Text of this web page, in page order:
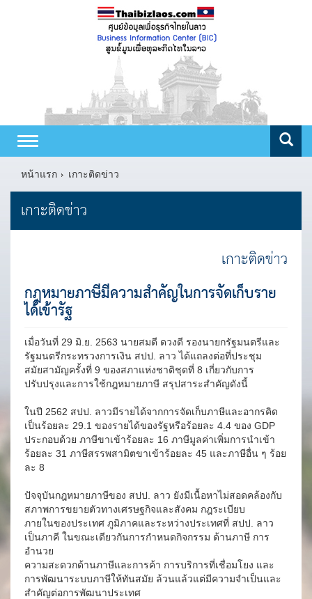
Toggle
navigation
หน้าแรก
เกาะติดข่าว
เกาะติดข่าว
เกาะติดข่าว
กฎหมายภาษีมีความสำคัญในการจัดเก็บราย
ได้เข้ารัฐ
เมื่อวันที่ 29 มิ.ย. 2563 นายสมดี ดวงดี รองนายกรัฐมนตรีและ
รัฐมนตรีกระทรวงการเงิน สปป. ลาว ได้แถลงต่อที่ประชุม
สมัยสามัญครั้งที่ 9 ของสภาแห่งชาติชุดที่ 8 เกี่ยวกับการ
ปรับปรุงและการใช้กฎหมายภาษี สรุปสาระสำคัญดังนี้
ในปี 2562 สปป. ลาวมีรายได้จากการจัดเก็บภาษีและอากรคิด
เป็นร้อยละ 29.1 ของรายได้ของรัฐหรือร้อยละ 4.4 ของ GDP
ประกอบด้วย ภาษีขาเข้าร้อยละ 16 ภาษีมูลค่าเพิ่มการนำเข้า
ร้อยละ 31 ภาษีสรรพสามิตขาเข้าร้อยละ 45 และภาษีอื่น ๆ ร้อย
ละ 8
ปัจจุบันกฎหมายภาษีของ สปป. ลาว ยังมีเนื้อหาไม่สอดคล้องกับ
สภาพการขยายตัวทางเศรษฐกิจและสังคม กฎระเบียบ
ภายในของประเทศ ภูมิภาคและระหว่างประเทศที่ สปป. ลาว
เป็นภาคี ในขณะเดียวกันการกำหนดกิจกรรม ด้านภาษี การ
อำนวย
ความสะดวกด้านภาษีและการค้า การบริการที่เชื่อมโยง และ
การพัฒนาระบบภาษีให้ทันสมัย ล้วนแล้วแต่มีความจำเป็นและ
สำคัญต่อการพัฒนาประเทศ